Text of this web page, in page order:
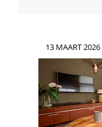
DE
13 MAART 2026